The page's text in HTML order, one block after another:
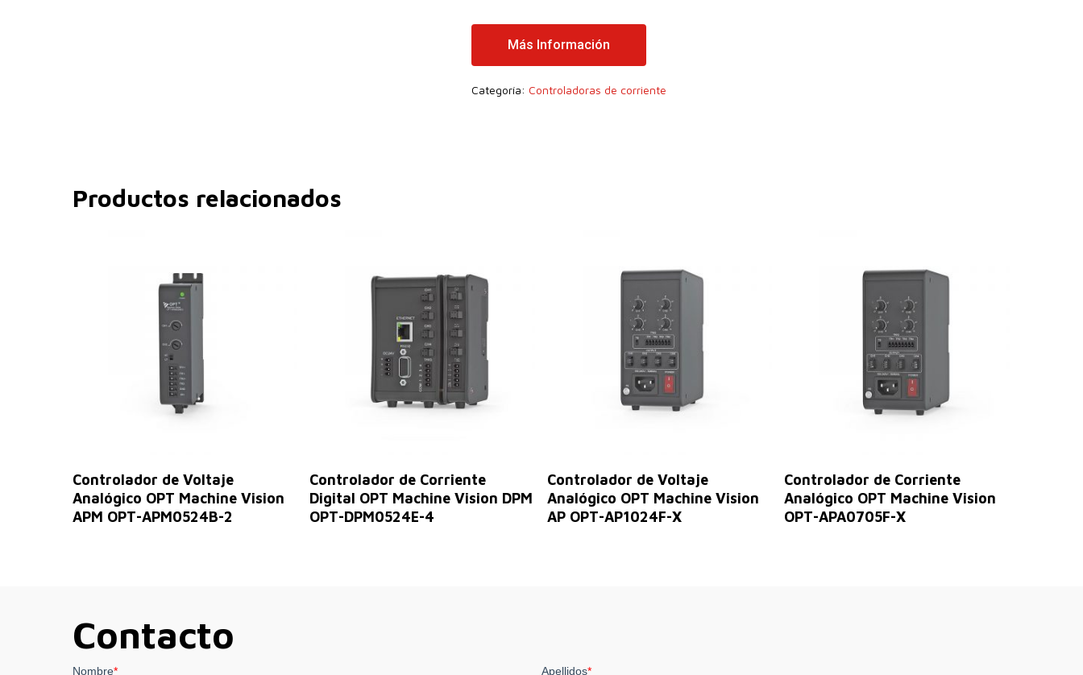
Más Información
Categoría: Controladoras de corriente
Productos relacionados
Leer Más
Controlador de Voltaje
Analógico OPT Machine Vision
APM OPT-APM0524B-2
Leer Más
Controlador de Corriente
Digital OPT Machine Vision DPM
OPT-DPM0524E-4
Leer Más
Controlador de Voltaje
Analógico OPT Machine Vision
AP OPT-AP1024F-X
Leer Más
Controlador de Corriente
Analógico OPT Machine Vision
OPT-APA0705F-X
Contacto